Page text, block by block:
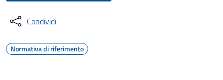
Condividi
Normativa di riferimento